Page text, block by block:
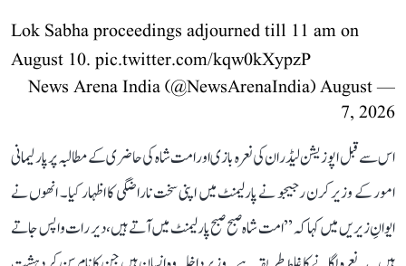
Lok Sabha proceedings adjourned till 11 am on
August 10. pic.twitter.com/kqw0kXypzP
— News Arena India (@NewsArenaIndia)
August
7, 2026
اس سے قبل اپوزیشن لیڈران کی نعرہ بازی اور امت شاہ کی حاضری کے مطالبہ پر پارلیمانی
امور کے وزیر کرن رجیجو نے پارلیمنٹ میں اپنی سخت ناراضگی کا اظہار کیا۔ انھوں نے
ایوانِ زیریں میں کہا کہ ’’امت شاہ صبح صبح پارلیمنٹ میں آتے ہیں، دیر رات واپس جاتے